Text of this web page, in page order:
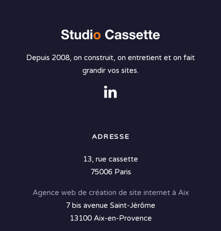
Depuis 2008, on construit, on entretient et on fait
grandir vos sites.
ADRESSE
13, rue cassette
75006 Paris
Agence web de création de site internet à Aix
7 bis avenue Saint-Jérôme
13100 Aix-en-Provence